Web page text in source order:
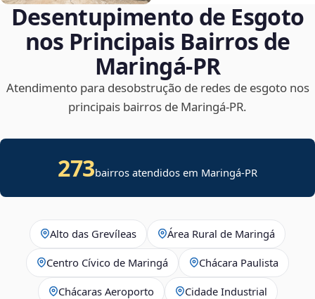
Desentupimento de Esgoto
nos Principais Bairros de
Maringá‑PR
Atendimento para desobstrução de redes de esgoto nos
principais bairros de Maringá‑PR.
273bairros atendidos em Maringá-PR
Alto das Grevíleas Área Rural de Maringá
Centro Cívico de Maringá Chácara Paulista
Chácaras Aeroporto Cidade Industrial